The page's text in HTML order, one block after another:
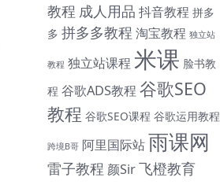
教程 成人用品 抖音教程 拼多
多 拼多多教程 淘宝教程 独立站
教程 独立站课程 米课 脸书教
程 谷歌ADS教程 谷歌SEO
教程 谷歌SEO课程 谷歌运用教程
跨境B哥 阿里国际站雨课网
雷子教程 颜Sir飞橙教育